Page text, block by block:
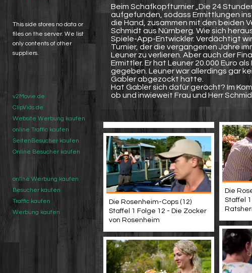
This side stores no data or
files on the server. We list
only contents of other
suppliers.
v2Movie.de
ClipVids.de
Website Werbung kaufen
online Traffic kaufen
SeitenBesucher kaufen
Online Besucher kaufen
online Werbung kaufen
Besucher kaufen
Traffic kaufen
Werbung kaufen
Beim Schafkopfturnier „Die 24
aufgefunden, sodass Ermittlungen
die Hand, zusammen mit den beiden
Schmidt aus Nürnberg. Wie sich
Spiele-App-Entwickler. Verdächtigt
Turnier, der die vergangenen Jahre
Leuner zu verlieren. Aber auch der
Ermittler. Er hat Leuner 20.000 Euro
gegeben. Leuner war allerdings gar
Gabler abgezockt hatte.
Hat Gabler sich dafür gerächt? Im
ob und inwieweit Frau und Herr
Die
Staffel
Die Rosenheim-Cops (12)
Staffel 1 Folge 12 - Die Zocker
von Rosenheim